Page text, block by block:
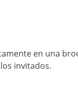
en una
invitados.